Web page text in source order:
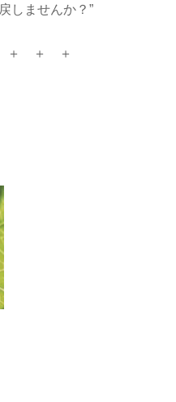
しませんか？”
＋ ＋ ＋